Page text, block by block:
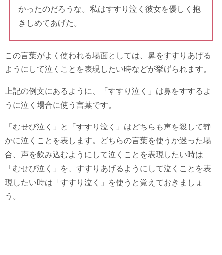
かったのだろうな。私はすすり泣く彼女を優しく抱
きしめてあげた。
この言葉がよく使われる場面としては、鼻をすすりあげる
ようにして泣くことを表現したい時などが挙げられます。
上記の例文にあるように、「すすり泣く」は鼻をすするよ
うに泣く場合に使う言葉です。
「むせび泣く」と「すすり泣く」はどちらも声を殺して静
かに泣くことを表します。どちらの言葉を使うか迷った場
合、声を飲み込むようにして泣くことを表現したい時は
「むせび泣く」を、すすりあげるようにして泣くことを表
現したい時は「すすり泣く」を使うと覚えておきましょ
う。